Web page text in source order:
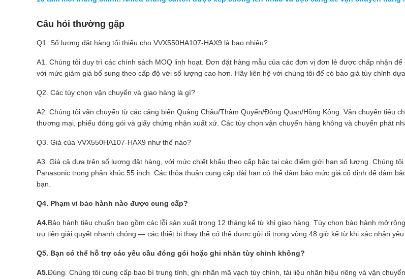
Câu hỏi thường gặp
Q1. Số lượng đặt hàng tối thiểu cho VVX550HA107-HAX9 là bao nhiêu?
A1. Chúng tôi duy trì các chính sách MOQ linh hoạt. Đơn đặt hàng mẫu của các đơn vị đơn lẻ được chấp nhận
với mức giảm giá bổ sung theo cấp độ với số lượng cao hơn. Hãy liên hệ với chúng tôi để có báo giá tùy chỉnh
Q2. Các tùy chọn vận chuyển và giao hàng là gì?
A2. Chúng tôi vận chuyển từ các cảng biển Quảng Châu/Thâm Quyến/Đông Quan/Hồng Kông. Vận chuyển tiêu
thương mại, phiếu đóng gói và giấy chứng nhận xuất xứ. Các tùy chọn vận chuyển hàng không và chuyển phát
Q3. Giá của VVX550HA107-HAX9 như thế nào?
A3. Giá cả dựa trên số lượng đặt hàng, với mức chiết khấu theo cấp bậc tại các điểm giới hạn số lượng. Chúng
Panasonic trong phân khúc 55 inch. Các thỏa thuận cung cấp dài hạn có thể đảm bảo mức giá cố định để đảm
bạn.
Q4. Phạm vi bảo hành nào được cung cấp?
A4.Bảo hành tiêu chuẩn bao gồm các lỗi sản xuất trong 12 tháng kể từ khi giao hàng. Tùy chọn bảo hành mở
ưu tiên giải quyết nhanh chóng — các thiết bị thay thế có thể được gửi đi trong vòng 48 giờ kể từ khi xác nhận yêu
Q5. Bạn có thể hỗ trợ các yêu cầu đóng gói hoặc ghi nhãn tùy chỉnh không?
A5.Đúng. Chúng tôi cung cấp bao bì trung tính, ghi nhãn mã vạch tùy chỉnh, tài liệu nhãn hiệu riêng và vận